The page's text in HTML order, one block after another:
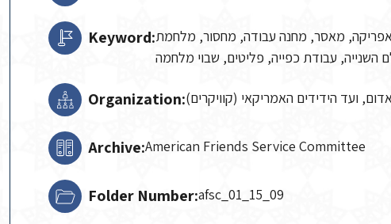
Keyword:מאסר, מחנה עבודה, מחסור, מלחמת
השנייה, עבודת כפייה, פליטים, שבוי מלחמה
Organization:ועד הידידים האמריקאי (קוויקרים)
Archive:American Friends Service Committee
Folder Number:afsc_01_15_09